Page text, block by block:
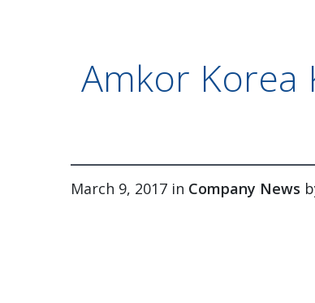
Amkor Korea
March 9, 2017 in Company News